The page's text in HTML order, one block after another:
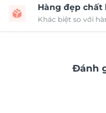
Hàng đẹp chất
Khác biệt so với
Đánh